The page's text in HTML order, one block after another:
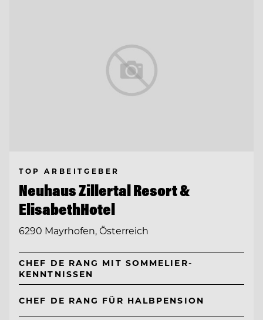
TOP ARBEITGEBER
Neuhaus Zillertal Resort &
ElisabethHotel
6290 Mayrhofen, Österreich
CHEF DE RANG MIT SOMMELIER-
KENNTNISSEN
CHEF DE RANG FÜR HALBPENSION